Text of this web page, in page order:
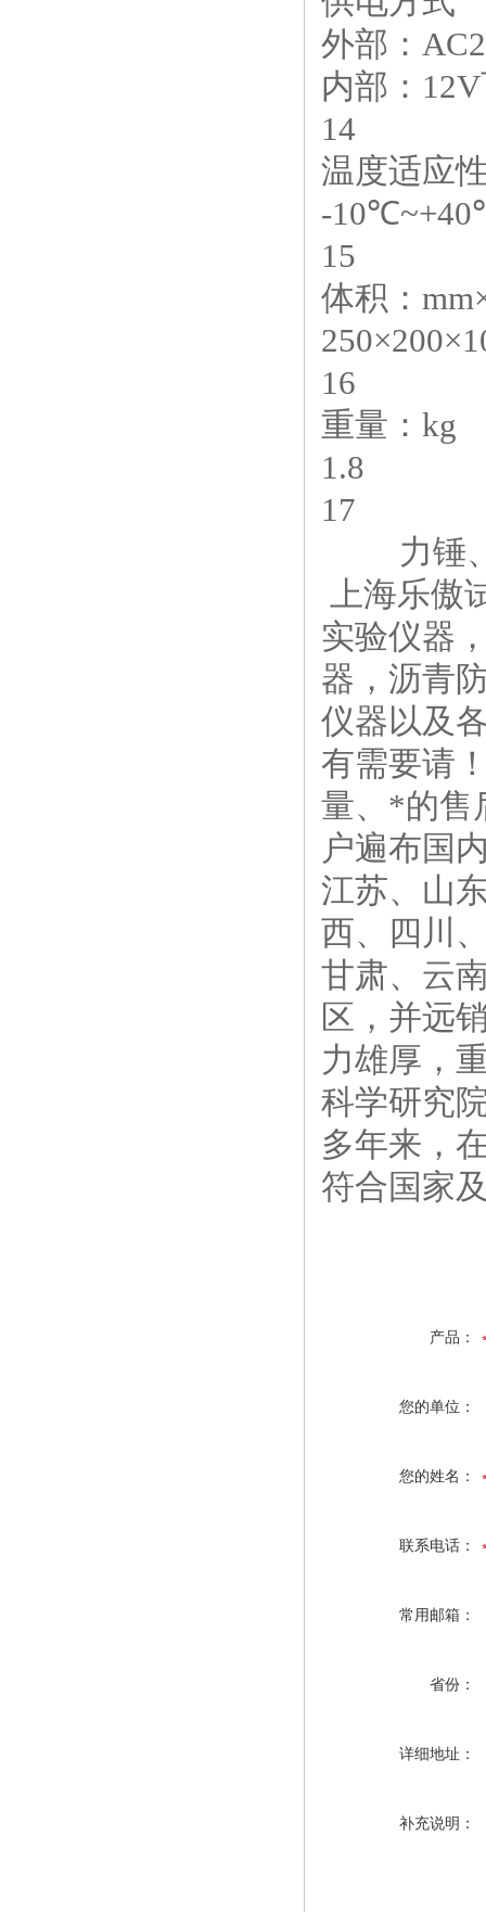
外部：
内部：
14
温度适应
-
15
体积：
16
重量：kg
1.8
17
力锤、
上海乐傲
实验仪器
器，沥青
仪器以及
有需要请
量、*的售
户遍布国
江苏、山
西、四川
甘肃、云
区，并远
力雄厚，
科学研究
多年来，
符合国家
产品：
您的单位：
您的姓名：
联系电话：
常用邮箱：
省份：
详细地址：
补充说明：